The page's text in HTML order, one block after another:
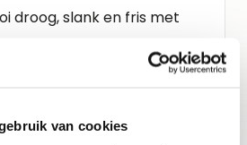
van cookies
droog, slank en fris met
iets van noten en
ziltige toets. De afdronk